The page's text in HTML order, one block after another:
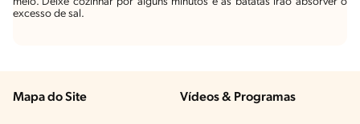
excesso de sal.
Mapa do Site Vídeos & Programas​